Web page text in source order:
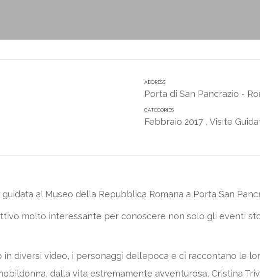
ADDRESS
Porta di San Pancrazio -
CATEGORIES
Febbraio 2017 ,Visite
al Museo della Repubblica Romana a Porta San
molto interessante per conoscere non solo gli eventi
diversi video, i personaggi dell’epoca e ci raccontano le
dalla vita estremamente avventurosa, Cristina